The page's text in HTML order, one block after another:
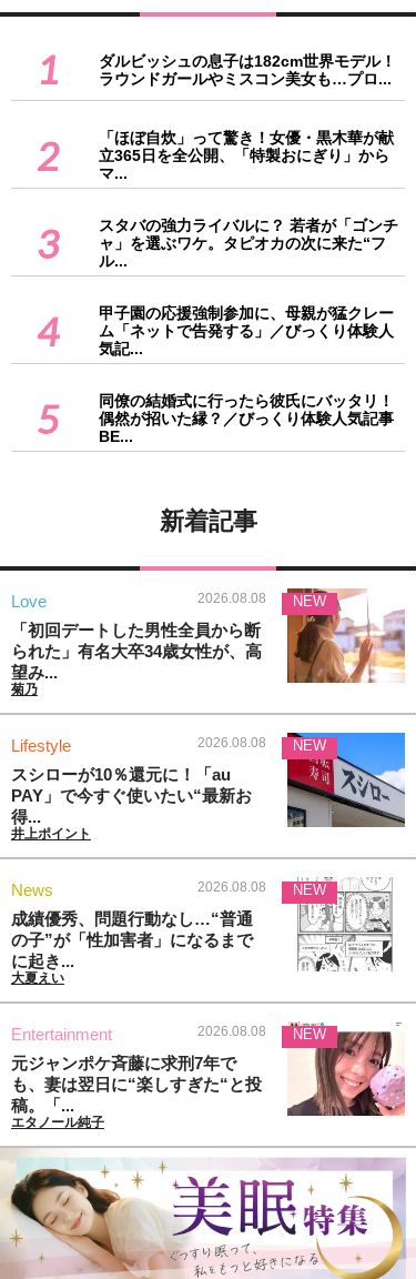
1
ダルビッシュの息子は182cm世界モデル！
ラウンドガールやミスコン美女も…プロ...
2
「ほぼ自炊」って驚き！女優・黒木華が献
立365日を全公開、「特製おにぎり」から
マ...
3
スタバの強力ライバルに？ 若者が「ゴンチ
ャ」を選ぶワケ。タピオカの次に来た“フ
ル...
4
甲子園の応援強制参加に、母親が猛クレー
ム「ネットで告発する」／びっくり体験人
気記...
5
同僚の結婚式に行ったら彼氏にバッタリ！
偶然が招いた縁？／びっくり体験人気記事
BE...
新着記事
Love 2026.08.08
「初回デートした男性全員から断
られた」有名大卒34歳女性が、高
望み...
菊乃
NEW
Lifestyle 2026.08.08
スシローが10％還元に！「au
PAY」で今すぐ使いたい“最新お
得...
井上ポイント
NEW
News 2026.08.08
成績優秀、問題行動なし…“普通
の子”が「性加害者」になるまで
に起き...
大夏えい
NEW
Entertainment 2026.08.08
元ジャンポケ斉藤に求刑7年で
も、妻は翌日に“楽しすぎた“と投
稿。「...
エタノール純子
NEW